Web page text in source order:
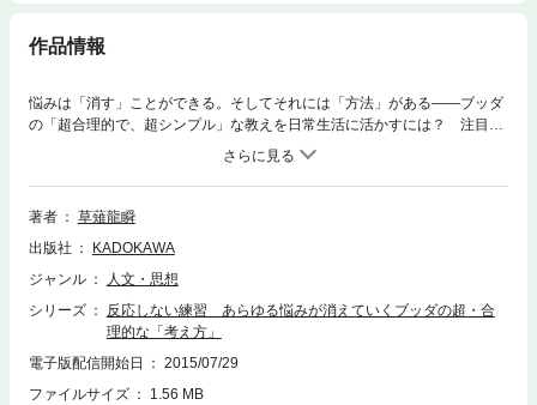
作品情報
悩みは「消す」ことができる。そしてそれには「方法」がある――ブッダ
の「超合理的で、超シンプル」な教えを日常生活に活かすには？ 注目
の“独立派”出家僧が原始仏教からひもとく“役に立つ仏教”。
著者
草薙龍瞬
出版社
KADOKAWA
ジャンル
人文・思想
シリーズ
反応しない練習 あらゆる悩みが消えていくブッダの超・合
理的な「考え方」
電子版配信開始日
2015/07/29
ファイルサイズ
1.56 MB